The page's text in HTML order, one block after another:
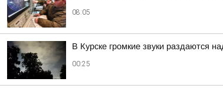
08:05
В Курске громкие звуки раздаются
00:25